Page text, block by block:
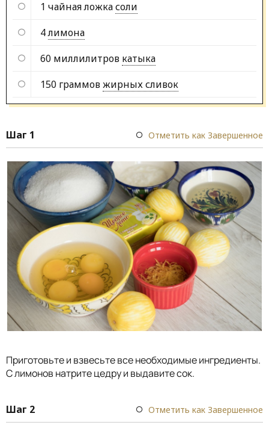
1 чайная ложкасоли
4лимона
60 миллилитров катыка
150 граммовжирных сливок
Шаг 1 Отметить как Завершенное
Приготовьте и взвесьте все необходимые ингредиенты.
С лимонов натрите цедру и выдавите сок.
Шаг 2 Отметить как Завершенное